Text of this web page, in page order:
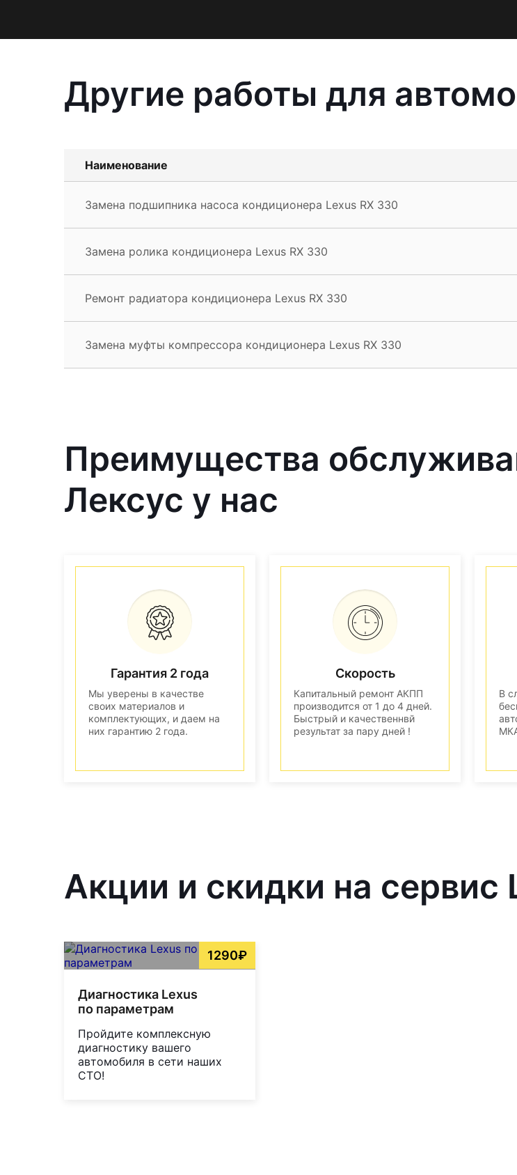
Другие работы для
Наименование
Замена подшипника насоса кондиционера Lexus RX 330
Замена ролика кондиционера Lexus RX 330
Ремонт радиатора кондиционера Lexus RX 330
Замена муфты компрессора кондиционера Lexus RX 330
Преимущества
Лексус у нас
Гарантия 2 года
Мы уверены в качестве
своих материалов и
комплектующих, и даем на
них гарантию 2 года.
Скорость
Капитальный ремонт АКПП
производится от 1 до 4 дней.
Быстрый и качественнвй
результат за пару дней !
В
Акции и скидки на сервис
1290₽
Диагностика Lexus
по параметрам
Пройдите комплексную
диагностику вашего
автомобиля в сети наших
СТО!